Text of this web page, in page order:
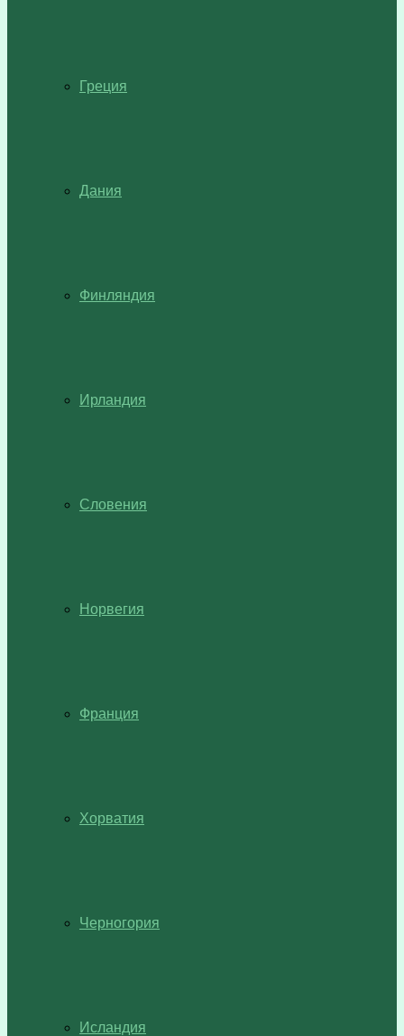
Греция
Дания
Финляндия
Ирландия
Словения
Норвегия
Франция
Хорватия
Черногория
Исландия